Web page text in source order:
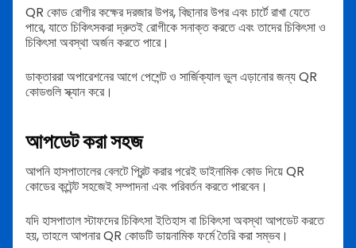
QR কোড রোগীর কক্ষের দরজার উপর, বিছানার উপর এবং চার্টে রাখা যেতে
পারে, যাতে চিকিৎসকরা দ্রুতই রোগীকে সনাক্ত করতে এবং তাদের চিকিৎসা ও
চিকিৎসা অবস্থা অর্জন করতে পারে।
ডাক্তাররা অপারেশনের আগে পেশেন্ট ও সার্জিক্যাল ভুল এড়ানোর জন্য QR
কোডগুলি স্ক্যান করে।
আপডেট করা সহজ
আপনি হাসপাতালের বেলটে প্রিন্ট করার পরেই ডাইনামিক কোড দিয়ে QR
কোডের কন্টেন্ট সহজেই সম্পাদনা এবং পরিবর্তন করতে পারবেন।
যদি হাসপাতাল স্টাফদের চিকিৎসা ইতিহাস বা চিকিৎসা অবস্থা আপডেট করতে
হয়, তাহলে আপনার QR কোডটি ডায়নামিক ফর্মে তৈরি করা সম্ভব।